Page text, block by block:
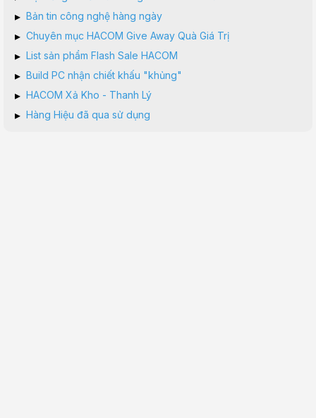
▸ Bản tin công nghệ hàng ngày
▸ Chuyên mục HACOM Give Away Quà Giá Trị
▸ List sản phẩm Flash Sale HACOM
▸ Build PC nhận chiết khấu "khủng"
▸ HACOM Xả Kho - Thanh Lý
▸ Hàng Hiệu đã qua sử dụng